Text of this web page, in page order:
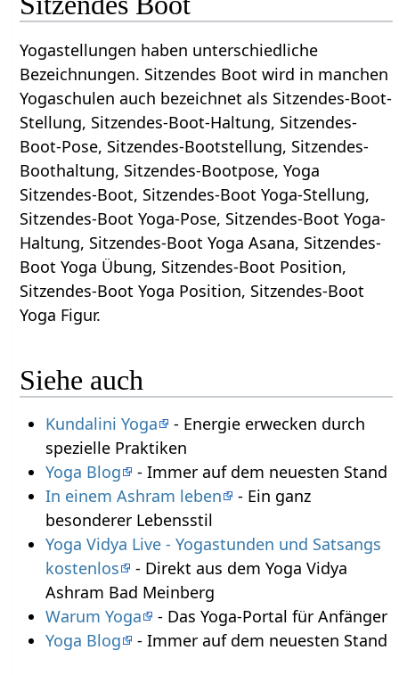
Yogastellungen haben unterschiedliche
Bezeichnungen. Sitzendes Boot wird in manchen
Yogaschulen auch bezeichnet als Sitzendes-Boot-
Stellung, Sitzendes-Boot-Haltung, Sitzendes-
Boot-Pose, Sitzendes-Bootstellung, Sitzendes-
Boothaltung, Sitzendes-Bootpose, Yoga
Sitzendes-Boot, Sitzendes-Boot Yoga-Stellung,
Sitzendes-Boot Yoga-Pose, Sitzendes-Boot Yoga-
Haltung, Sitzendes-Boot Yoga Asana, Sitzendes-
Boot Yoga Übung, Sitzendes-Boot Position,
Sitzendes-Boot Yoga Position, Sitzendes-Boot
Yoga Figur.
Siehe auch
Kundalini Yoga
- Energie erwecken durch
spezielle Praktiken
Yoga Blog
- Immer auf dem neuesten Stand
In einem Ashram leben
- Ein ganz
besonderer Lebensstil
Yoga Vidya Live - Yogastunden und Satsangs
kostenlos
- Direkt aus dem Yoga Vidya
Ashram Bad Meinberg
Warum Yoga
- Das Yoga-Portal für Anfänger
Yoga Blog
- Immer auf dem neuesten Stand